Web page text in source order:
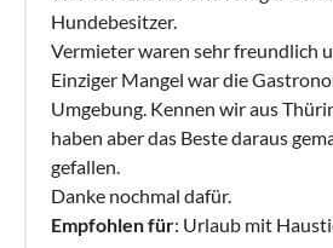
Hundebesitzer.
Vermieter waren sehr freundlich
Einziger Mangel war die
Umgebung. Kennen wir aus
haben aber das Beste daraus
gefallen.
Danke nochmal dafür.
Empfohlen für: Urlaub mit